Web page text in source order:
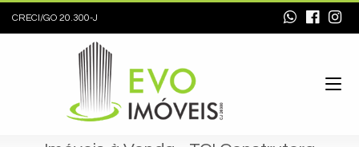
CRECI/GO 20.300-J